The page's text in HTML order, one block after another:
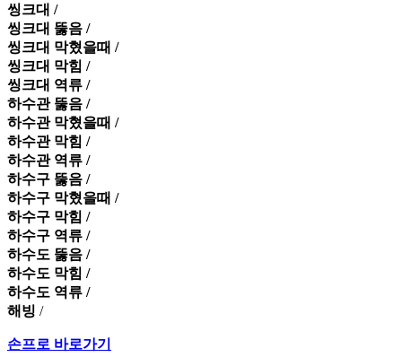
씽크대 /
씽크대 뚫음 /
씽크대 막혔을때 /
씽크대 막힘 /
씽크대 역류 /
하수관 뚫음 /
하수관 막혔을때 /
하수관 막힘 /
하수관 역류 /
하수구 뚫음 /
하수구 막혔을때 /
하수구 막힘 /
하수구 역류 /
하수도 뚫음 /
하수도 막힘 /
하수도 역류 /
해빙 /
손프로 바로가기